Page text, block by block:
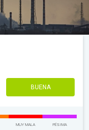
BUENA
MUY MALA PÉSIMA